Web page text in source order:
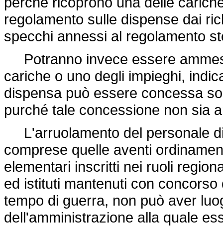
regolamento sulle dispense dai
specchi annessi al regolamento
Potranno invece essere
cariche o uno degli impieghi,
dispensa può essere concessa
purché tale concessione non sia
L'arruolamento del personale
comprese quelle aventi
elementari inscritti nei ruoli
ed istituti mantenuti con
tempo di guerra, non può aver
dell'amministrazione alla quale